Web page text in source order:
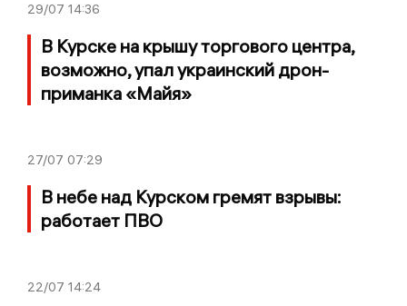
29/07 14:36
В Курске на крышу торгового центра,
возможно, упал украинский дрон-
приманка «Майя»
27/07 07:29
В небе над Курском гремят взрывы:
работает ПВО
22/07 14:24